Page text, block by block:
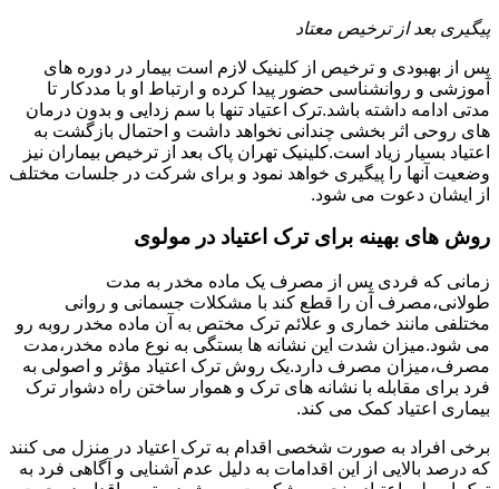
پیگیری بعد از ترخیص معتاد
پس از بهبودی و ترخیص از کلینیک لازم است بیمار در دوره های
آموزشی و روانشناسی حضور پیدا کرده و ارتباط او با مددکار تا
مدتی ادامه داشته باشد.ترک اعتیاد تنها با سم زدایی و بدون درمان
های روحی اثر بخشی چندانی نخواهد داشت و احتمال بازگشت به
اعتیاد بسیار زیاد است.کلینیک تهران پاک بعد از ترخیص بیماران نیز
وضعیت آنها را پیگیری خواهد نمود و برای شرکت در جلسات مختلف
از ایشان دعوت می شود.
روش های بهینه برای ترک اعتیاد در مولوی
زمانی که فردی پس از مصرف یک ماده مخدر به مدت
طولانی،مصرف آن را قطع کند با مشکلات جسمانی و روانی
مختلفی مانند خماری و علائم ترک مختص به آن ماده مخدر روبه رو
می شود.میزان شدت این نشانه ها بستگی به نوع ماده مخدر،مدت
مصرف،میزان مصرف دارد.یک روش ترک اعتیاد مؤثر و اصولی به
فرد برای مقابله با نشانه های ترک و هموار ساختن راه دشوار ترک
بیماری اعتیاد کمک می کند.
برخی افراد به صورت شخصی اقدام به ترک اعتیاد در منزل می کنند
که درصد بالایی از این اقدامات به دلیل عدم آشنایی و آگاهی فرد به